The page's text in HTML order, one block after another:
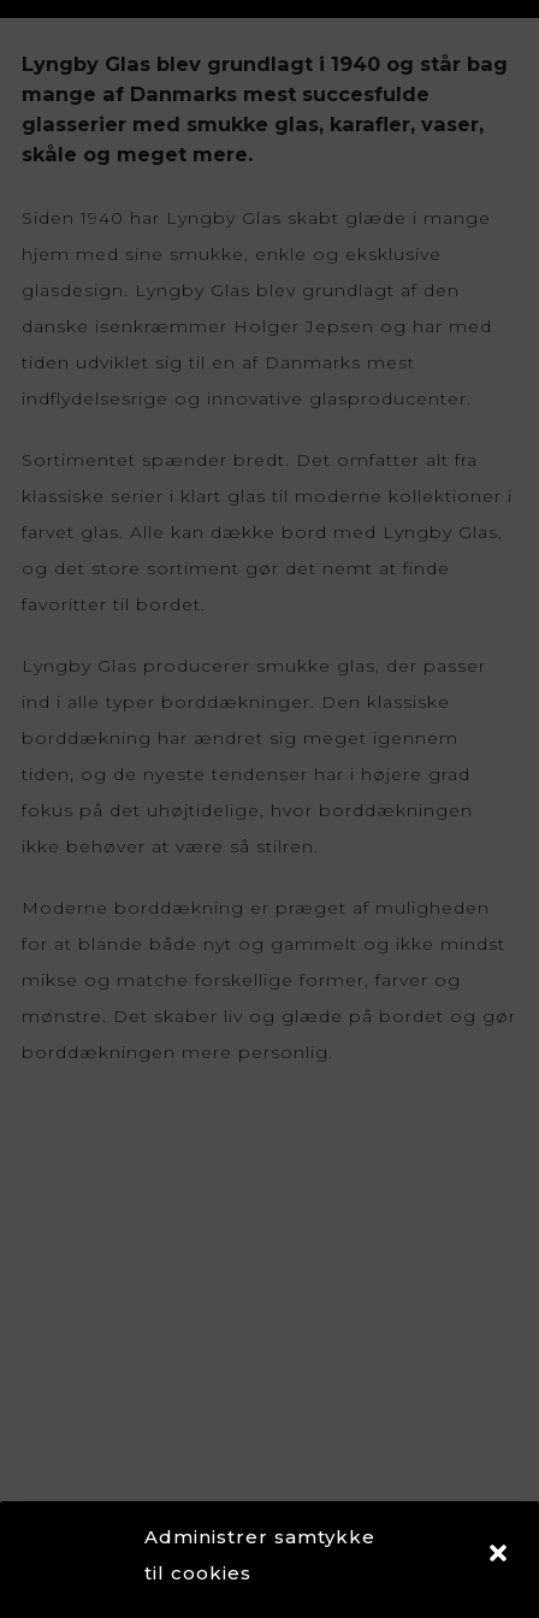
Administrer samtykke
til cookies
Lyngby Glas blev grundlagt i 1940 og står bag
mange af Danmarks mest succesfulde
glasserier med smukke glas, karafler, vaser,
skåle og meget mere.
Siden 1940 har Lyngby Glas skabt glæde i mange
hjem med sine smukke, enkle og eksklusive
glasdesign. Lyngby Glas blev grundlagt af den
danske isenkræmmer Holger Jepsen og har med
tiden udviklet sig til en af Danmarks mest
indflydelsesrige og innovative glasproducenter.
Sortimentet spænder bredt. Det omfatter alt fra
klassiske serier i klart glas til moderne kollektioner i
farvet glas. Alle kan dække bord med Lyngby Glas,
og det store sortiment gør det nemt at finde
favoritter til bordet.
Lyngby Glas producerer smukke glas, der passer
ind i alle typer borddækninger. Den klassiske
borddækning har ændret sig meget igennem
tiden, og de nyeste tendenser har i højere grad
fokus på det uhøjtidelige, hvor borddækningen
ikke behøver at være så stilren.
Moderne borddækning er præget af muligheden
for at blande både nyt og gammelt og ikke mindst
mikse og matche forskellige former, farver og
mønstre. Det skaber liv og glæde på bordet og gør
borddækningen mere personlig.